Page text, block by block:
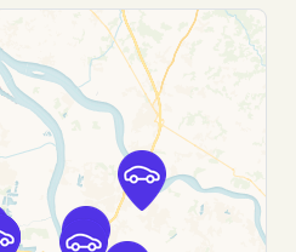
CHARLES DE GAULLE
WEST
(C)
4.4
km